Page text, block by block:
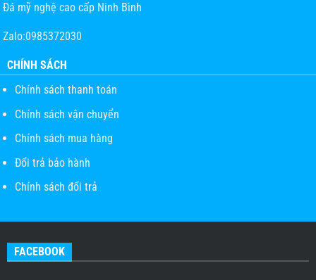
Đá mỹ nghệ cao cấp Ninh Bình
Zalo:0985372030
CHÍNH SÁCH
Chính sách thanh toán
Chính sách vận chuyển
Chính sách mua hàng
Đổi trả bảo hành
Chính sách đổi trả
FACEBOOK